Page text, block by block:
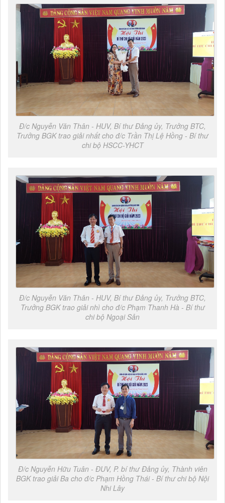
Đ/c Nguyễn Văn Thân - HUV, Bí thư Đảng ủy, Trưởng BTC,
Trưởng BGK trao giải nhất cho đ/c Trần Thị Lệ Hồng - Bí thư
chi bộ HSCC-YHCT
Đ/c Nguyễn Văn Thân - HUV, Bí thư Đảng ủy, Trưởng BTC,
Trưởng BGK trao giải nhì cho đ/c Phạm Thanh Hà - Bí thư
chi bộ Ngoại Sản
Đ/c Nguyễn Hữu Tuân - ĐUV, P. bí thư Đảng ủy, Thành viên
BGK trao giải Ba cho đ/c Phạm Hồng Thái - Bí thư chi bộ Nội
Nhi Lây